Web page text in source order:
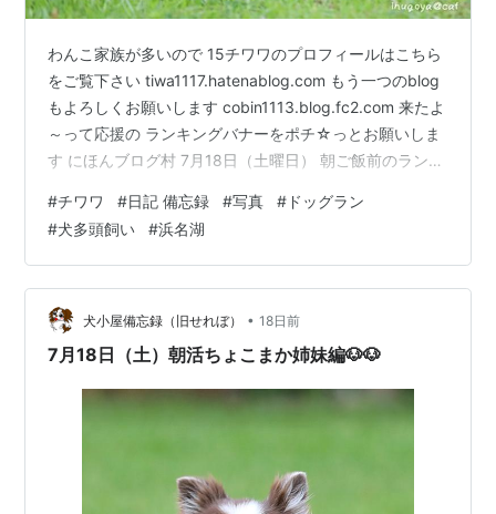
わんこ家族が多いので 15チワワのプロフィールはこちら
をご覧下さい tiwa1117.hatenablog.com もう一つのblog
もよろしくお願いします cobin1113.blog.fc2.com 来たよ
～って応援の ランキングバナーをポチ☆っとお願いしま
す にほんブログ村 7月18日（土曜日） 朝ご飯前のラン活
は？？？ 真顔💦 少し時間を空けて見ても ま・が・お💦
ちゃこセンセに至っては？？？ 何か悩み事でも？？？ で
すかいっ😱 10チワ10色の過ごし方です😟 ランキングに
参加しています ランキングバナーをポチ☆っとお願いし
ます にほ…
#チワワ #日記 備忘録 #写真 # ドッグラン
#犬多頭飼い #浜名湖
犬小屋備忘録（旧せれぼ） • 18日前
7月18日（土）朝活ちょこまか姉妹編🐶🐶